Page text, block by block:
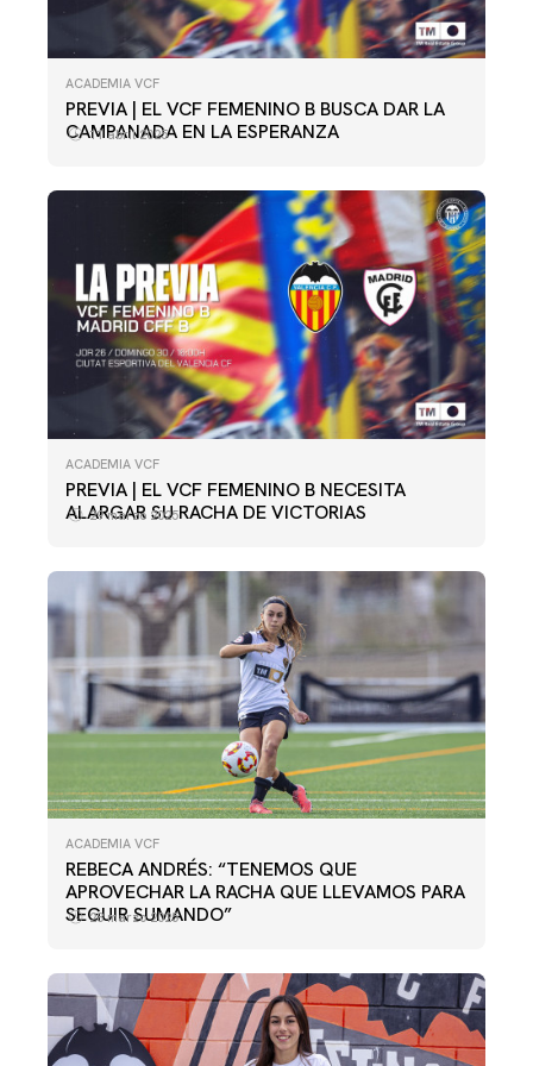
ACADEMIA VCF
PREVIA | EL VCF FEMENINO B BUSCA DAR LA
CAMPANADA EN LA ESPERANZA
11 abril 2025
ACADEMIA VCF
PREVIA | EL VCF FEMENINO B NECESITA
ALARGAR SU RACHA DE VICTORIAS
29 marzo 2025
ACADEMIA VCF
REBECA ANDRÉS: “TENEMOS QUE
APROVECHAR LA RACHA QUE LLEVAMOS PARA
SEGUIR SUMANDO”
28 marzo 2025